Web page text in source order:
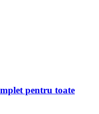
pentru toate